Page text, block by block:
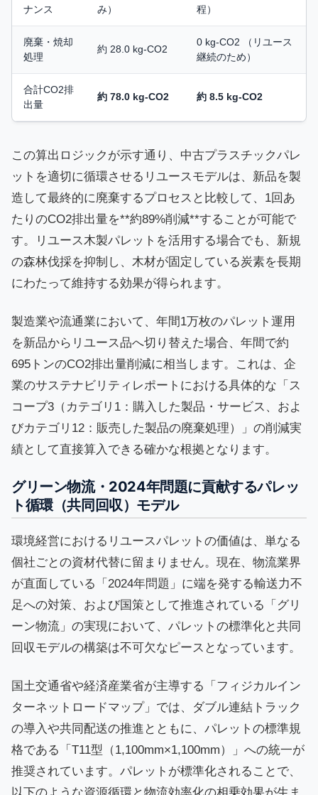
ナンス
み）
程）
廃棄・焼却
処理
約 28.0 kg-CO2
0 kg-CO2 （リユース
継続のため）
合計CO2排
出量
約 78.0 kg-CO2 約 8.5 kg-CO2
この算出ロジックが示す通り、中古プラスチックパレ
ットを適切に循環させるリユースモデルは、新品を製
造して最終的に廃棄するプロセスと比較して、1回あ
たりのCO2排出量を**約89%削減**することが可能で
す。リユース木製パレットを活用する場合でも、新規
の森林伐採を抑制し、木材が固定している炭素を長期
にわたって維持する効果が得られます。
製造業や流通業において、年間1万枚のパレット運用
を新品からリユース品へ切り替えた場合、年間で約
695トンのCO2排出量削減に相当します。これは、企
業のサステナビリティレポートにおける具体的な「ス
コープ3（カテゴリ1：購入した製品・サービス、およ
びカテゴリ12：販売した製品の廃棄処理）」の削減実
績として直接算入できる確かな根拠となります。
グリーン物流・2024年問題に貢献するパレッ
ト循環（共同回収）モデル
環境経営におけるリユースパレットの価値は、単なる
個社ごとの資材代替に留まりません。現在、物流業界
が直面している「2024年問題」に端を発する輸送力不
足への対策、および国策として推進されている「グリ
ーン物流」の実現において、パレットの標準化と共同
回収モデルの構築は不可欠なピースとなっています。
国土交通省や経済産業省が主導する「フィジカルイン
ターネットロードマップ」では、ダブル連結トラック
の導入や共同配送の推進とともに、パレットの標準規
格である「T11型（1,100mm×1,100mm）」への統一が
推奨されています。パレットが標準化されることで、